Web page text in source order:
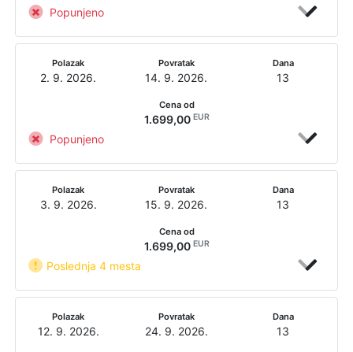
Popunjeno
Polazak
2. 9. 2026.
Povratak
14. 9. 2026.
Dana
13
Popunjeno
Cena od
1.699,00 EUR
Polazak
3. 9. 2026.
Povratak
15. 9. 2026.
Dana
13
Poslednja 4 mesta
Cena od
1.699,00 EUR
Polazak
12. 9. 2026.
Povratak
24. 9. 2026.
Dana
13